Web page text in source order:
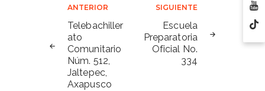
Navegación
de
entradas
ANTERIOR
Telebachiller
ato
Comunitario
Núm. 512,
Jaltepec,
Axapusco
SIGUIENTE
Escuela
Preparatoria
Oficial No.
334